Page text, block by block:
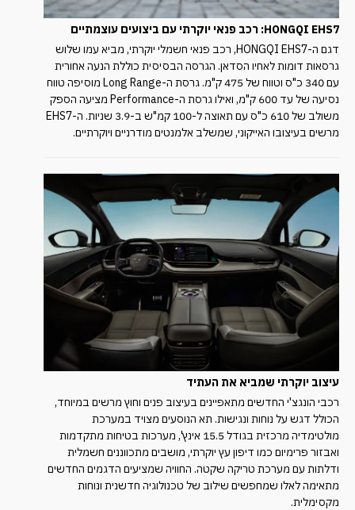
HONGQI EHS7: רכב פנאי
יוקרתי עם ביצועים עוצמתיים
דגם ה-HONGQI EHS7, רכב פנאי חשמלי יוקרתי, מביא עמו שלוש
גרסאות דומות לאחיו הסדאן. הגרסה הבסיסית כוללת הנעה אחורית
עם 340 כ"ס וטווח של 475 ק"מ. גרסת ה-Long Range מוסיפה טווח
נסיעה של עד 600 ק"מ, ואילו גרסת ה-Performance מציעה הספק
משולב של 610 כ"ס עם תאוצה ל-100 קמ"ש ב-3.9 שניות. ה-EHS7
מרשים בעיצובו האייקוני, שמשלב אלמנטים מודרניים ויוקרתיים.
עיצוב יוקרתי שמביא את העתיד
רכבי הונגצ'י החדשים מתאפיינים בעיצוב פנים וחוץ מרשים במיוחד,
הכולל דגש על נוחות ונגישות. תא הנוסעים מצויד במערכת
מולטימדיה מרכזית בגודל 15.5 אינץ', מערכות בטיחות מתקדמות
ואבזור פרימיום כמו דיפון עץ יוקרתי, מושבים מתכווננים חשמלית
ודלתות עם מערכת טריקה שקטה. החוויה שמציעים הדגמים החדשים
מתאימה לאלו שמחפשים שילוב של טכנולוגיה חדשנית ונוחות
מקסימלית.